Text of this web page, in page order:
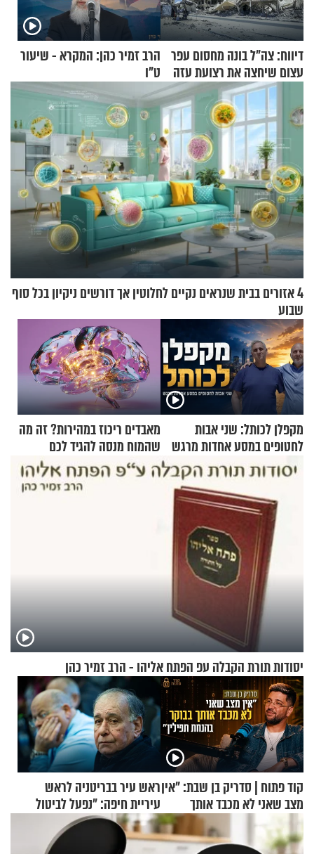
דיווח: צה"ל בונה מחסום עפר
עצום שיחצה את רצועת עזה
לשניים
הרב זמיר כהן: המקרא - שיעור
ט"ו
4 אזורים בבית שנראים נקיים לחלוטין אך דורשים ניקיון בכל סוף
שבוע
מקפלן לכותל: שני אבות
לחטופים במסע אחדות מרגש
מאבדים ריכוז במהירות? זה מה
שהמוח מנסה להגיד לכם
יסודות תורת הקבלה עפ הפתח אליהו - הרב זמיר כהן
קוד פתוח | סדריק בן שבת: "אין
מצב שאני לא מכבד אותך
בבוקר בהנחת תפילין"
ראש עיר בבריטניה לראש
עיריית חיפה: ״נפעל לביטול
ברית הערים התאומות״